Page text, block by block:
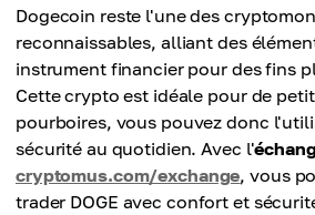
- Communauté active et
- Large acceptation comme
(Tesla, AMC, Newegg, etc.).
- Soutien de personnalités
Snoop Dogg.
- Offre illimitée qui peut réduire
- Volatilité élevée.
- Cas d'utilisation limités par
blockchains plus avancées.
- Manque d'objectifs de
(initialement créé comme une
- Dépendance à l'hype et à
Dogecoin reste l'une des
reconnaissables, alliant des
instrument financier pour des fins
Cette crypto est idéale pour de
pourboires, vous pouvez donc
sécurité au quotidien. Avec l'
cryptomus.com/exchange, vous
trader DOGE avec confort et